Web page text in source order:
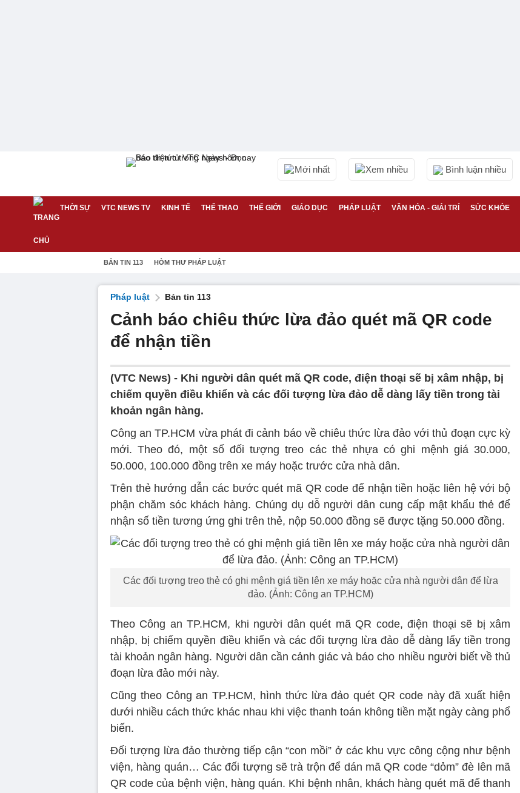
Mới nhất Xem nhiều Bình luận nhiều
THỜI SỰ VTC NEWS TV KINH TẾ THỂ THAO THẾ GIỚI GIÁO DỤC PHÁP LUẬT VĂN HÓA - GIẢI TRÍ SỨC KHỎE
BẢN TIN 113 HÒM THƯ PHÁP LUẬT
Pháp luật Bản tin 113
Cảnh báo chiêu thức lừa đảo quét mã QR code
để nhận tiền
(VTC News) - Khi người dân quét mã QR code, điện thoại sẽ bị xâm nhập, bị
chiếm quyền điều khiển và các đối tượng lừa đảo dễ dàng lấy tiền trong tài
khoản ngân hàng.
Công an TP.HCM vừa phát đi cảnh báo về chiêu thức lừa đảo với thủ đoạn cực kỳ
mới. Theo đó, một số đối tượng treo các thẻ nhựa có ghi mệnh giá 30.000,
50.000, 100.000 đồng trên xe máy hoặc trước cửa nhà dân.
Trên thẻ hướng dẫn các bước quét mã QR code để nhận tiền hoặc liên hệ với bộ
phận chăm sóc khách hàng. Chúng dụ dỗ người dân cung cấp mật khẩu thẻ để
nhận số tiền tương ứng ghi trên thẻ, nộp 50.000 đồng sẽ được tặng 50.000 đồng.
Các đối tượng treo thẻ có ghi mệnh giá tiền lên xe máy hoặc cửa nhà người dân để lừa
đảo. (Ảnh: Công an TP.HCM)
Theo Công an TP.HCM, khi người dân quét mã QR code, điện thoại sẽ bị xâm
nhập, bị chiếm quyền điều khiển và các đối tượng lừa đảo dễ dàng lấy tiền trong
tài khoản ngân hàng. Người dân cần cảnh giác và báo cho nhiều người biết về thủ
đoạn lừa đảo mới này.
Cũng theo Công an TP.HCM, hình thức lừa đảo quét QR code này đã xuất hiện
dưới nhiều cách thức khác nhau khi việc thanh toán không tiền mặt ngày càng phổ
biến.
Đối tượng lừa đảo thường tiếp cận “con mồi” ở các khu vực công cộng như bệnh
viện, hàng quán… Các đối tượng sẽ trà trộn để dán mã QR code “dỏm” đè lên mã
QR code của bệnh viện, hàng quán. Khi bệnh nhân, khách hàng quét mã để thanh